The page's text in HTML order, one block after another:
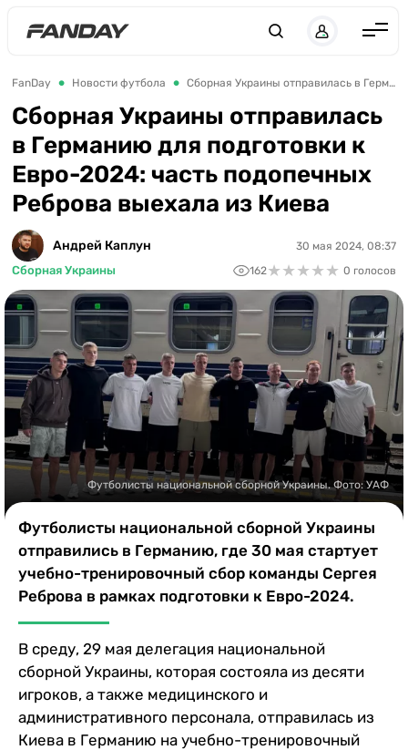
Англия
Испания
Германия
Италия
Франция
Украина
ЛЧ
ЛЕ
ЧЕ-2028
Букмекеры
Казино
FanDay Новости футбола Сборная Украины отправилась в Германию для подготовки к Евро-2024: часть подопечных Реброва выехала из Киева
Сборная Украины отправилась
в Германию для подготовки к
Евро-2024: часть подопечных
Реброва выехала из Киева
Андрей Каплун
Сборная Украины
30 мая 2024, 08:37
162★★★★★
★★★★★ 0 голосов
Футболисты национальной сборной Украины. Фото: УАФ
Футболисты национальной сборной Украины
отправились в Германию, где 30 мая стартует
учебно-тренировочный сбор команды Сергея
Реброва в рамках подготовки к Евро-2024.
В среду, 29 мая делегация национальной
сборной Украины, которая состояла из десяти
игроков, а также медицинского и
административного персонала, отправилась из
Киева в Германию на учебно-тренировочный